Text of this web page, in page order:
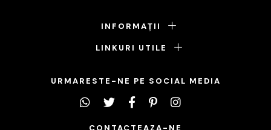
INFORMAȚII
LINKURI UTILE
URMARESTE-NE PE SOCIAL MEDIA